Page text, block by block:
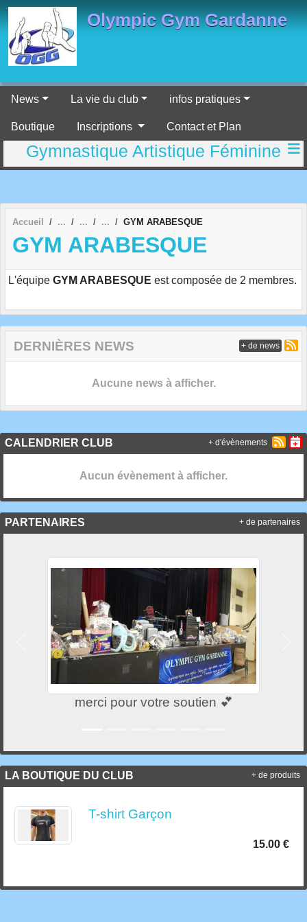
Olympic Gym Gardanne
News La vie du club infos pratiques
Boutique Inscriptions Contact et Plan
Gymnastique Artistique Féminine
Accueil GYM ARABESQUE
GYM ARABESQUE
L'équipe GYM ARABESQUE est composée de 2 membres.
DERNIÈRES NEWS
Aucune news à afficher.
+ de news
CALENDRIER CLUB
Aucun évènement à afficher.
+ d'évènements
PARTENAIRES
merci pour votre soutien 💕
Précedent
+ de partenaires
LA BOUTIQUE DU CLUB
T-shirt Garçon
15.00 €
+ de produits
Panneau de gestion des cookies